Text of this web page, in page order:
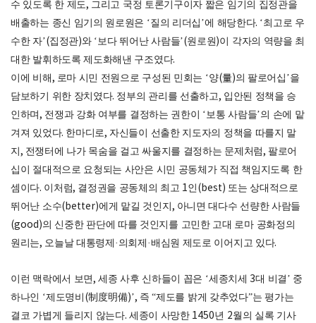
수 있도록 한 제도, 그리고 국정 토론기구이자 짧은 임기의 집정관을
배출하는 종신 임기의 원로원은 ‘질의 리더십 ’에 해당한다. ‘최고로 우
수한 자’(집정관)와 ‘보다 뛰어난 사람들’(원로원)이 각자의 역량을 최
대한 발휘하도록 제도화해낸 구조였다.
이에 비해 , 로마 시민 전원으로 구성된 민회는 ‘양(量)의 팔로어십 ’을
담보하기 위한 장치였다. 정부의 관리를 선출하고, 입안된 정책을 승
인하며, 전쟁과 강화 여부를 결정하는 권한이 ‘보통 사람들’의 손에 맡
겨져 있었다. 한마디로, 자신들이 선출한 지도자의 정책을 따를지 말
지 , 전쟁터에 나가 목숨을 걸고 싸울지를 결정하는 문제처럼,팔로어
십이 절대적으로 요청되는 사안은 시민 공동체가 직접 책임지도록 한
셈이다. 이처럼, 결정권을 공동체의 최고 1인 (best) 또는 상대적으로
뛰어난 소수(better)에게 맡길 것인지 , 아니면 대다수 선량한 사람들
(good)의 신중한 판단에 따를 것인지를 고민한 고대 로마 공화정의
원리는, 오늘날 대통령제 · 의회제 ·배심원 제도로 이어지고 있다.
이런 맥락에서 보면, 세종 사후 신하들이 꼽은 ‘세종치세3대 비결 ’ 중
하나인 ‘제도명비 (制度明備)’, 즉“제도를 밝게 갖추었다”는 평가는
결코 가볍게 들리지 않는다. 세종이 사망한 1450년 2월의 실록 기사